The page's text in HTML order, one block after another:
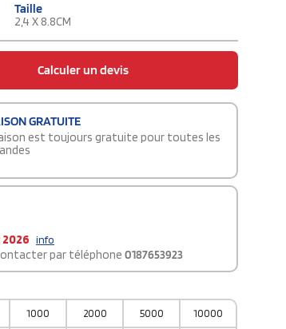
Taille
2,4 X 8.8CM
Calculer un devis
GRATUITE
est toujours gratuite pour toutes les
2026 info
par téléphone 0187653923
1000 2000 5000 10000